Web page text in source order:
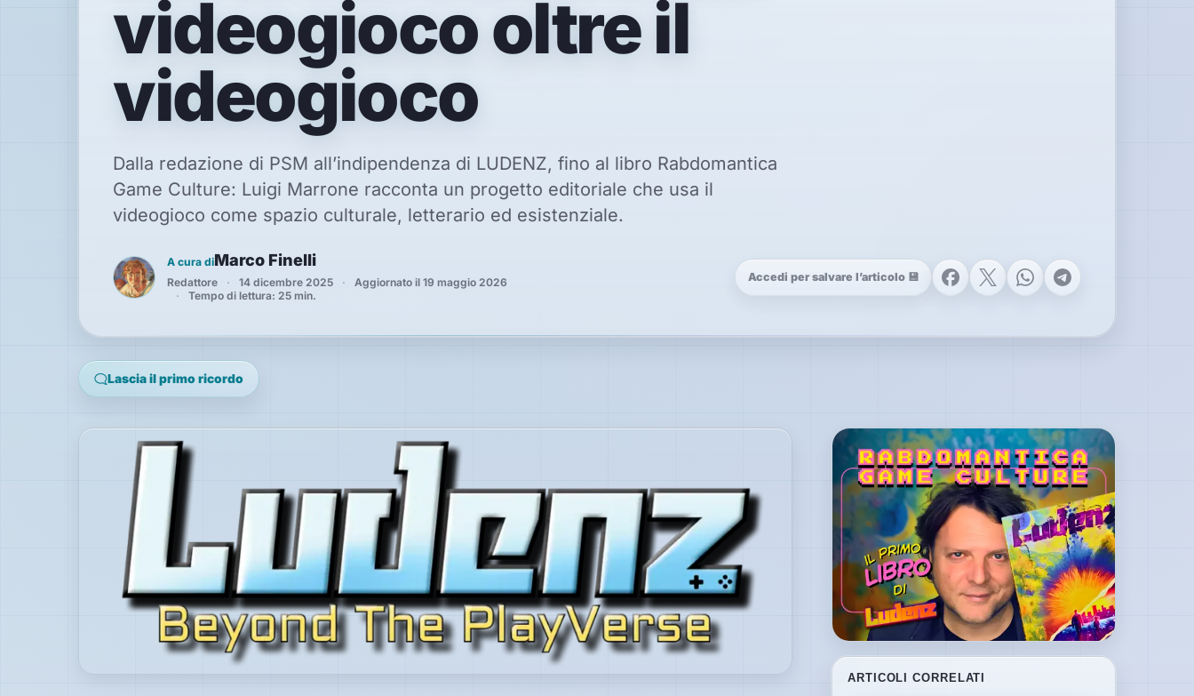
giocabili
Emulatori
interpreti
Memories
Interviste
piattaforme
videogioco oltre il
videogioco
Dalla redazione di PSM all’indipendenza di LUDENZ, fino al libro Rabdomantica
Game Culture: Luigi Marrone racconta un progetto editoriale che usa il
videogioco come spazio culturale, letterario ed esistenziale.
A cura diMarco Finelli
Redattore 14 dicembre 2025
Aggiornato il 19 maggio 2026
Tempo di lettura: 25 min.
Accedi per salvare l’articolo 💾 Facebook
X WhatsApp
Telegram
Lascia il primo ricordo
ARTICOLI CORRELATI